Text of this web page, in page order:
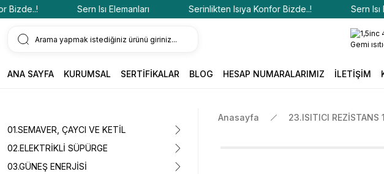
Sern Isı Elemanları Serinlikten Isıya Konfor Bizde..! Sern Isı
ANA SAYFA KURUMSAL SERTİFİKALAR BLOG HESAP NUMARALARIMIZ İLETİŞİM
01.SEMAVER, ÇAYCI VE KETİL
02.ELEKTRİKLİ SÜPÜRGE
03.GÜNEŞ ENERJİSİ
Anasayfa 23.ISITICI REZİSTANS 1